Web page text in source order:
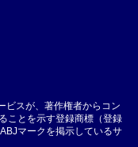
ビスが、著作権者からコン
ことを示す登録商標（登録
マークを掲示しているサ